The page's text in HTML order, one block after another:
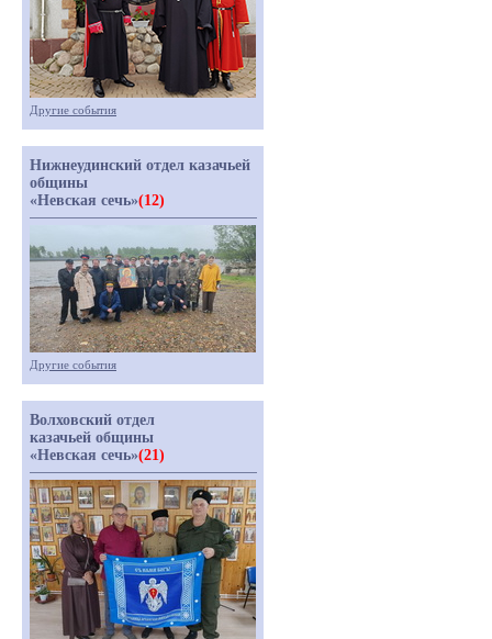
Другие события
Нижнеудинский отдел казачьей
общины
«Невская сечь»(12)
Другие события
Волховский отдел
казачьей общины
«Невская сечь»(21)